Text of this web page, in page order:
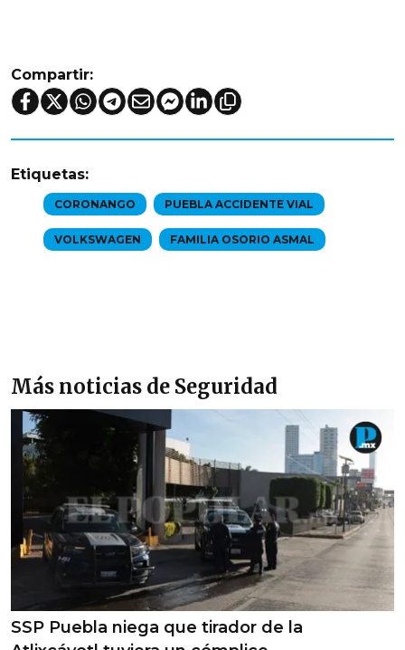
Compartir:
Etiquetas:
CORONANGO PUEBLA ACCIDENTE VIAL
VOLKSWAGEN FAMILIA OSORIO ASMAL
Más noticias de Seguridad
SSP Puebla niega que tirador de la